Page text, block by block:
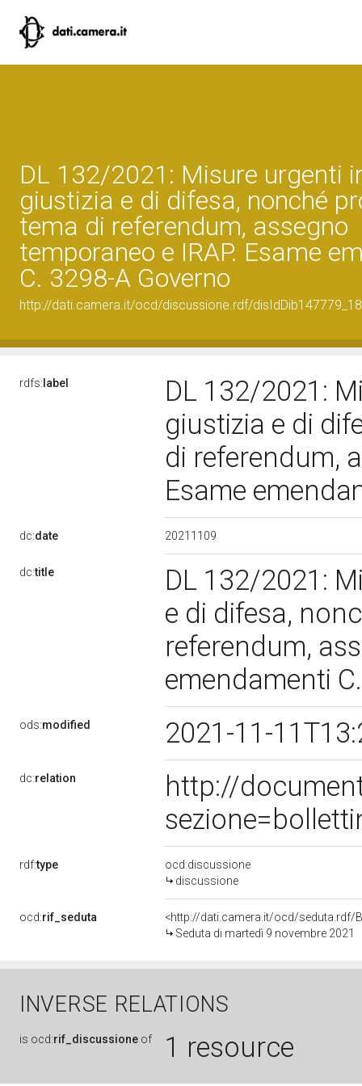
DL 132/2021: Misure urgenti
giustizia e di difesa, nonché
tema di referendum, assegno
temporaneo e IRAP. Esame
C. 3298-A Governo
http://dati.camera.it/ocd/discussione.rdf/disIdDib147779_18
rdfs: label
DL 132/2021:
giustizia e di
di referendum,
Esame
dc:date 20211109
dc:title
DL 132/2021:
e di difesa,
referendum,
emendamenti
ods:modified 2021-11-
dc:relation
http://
rdf:type
ocd:discussione
discussione
ocd:rif_seduta
<http://dati.camera.it/ocd/seduta.rdf/
Seduta di martedì 9 novembre 2021
INVERSE RELATIONS
is ocd:rif_discussione of 1 resource